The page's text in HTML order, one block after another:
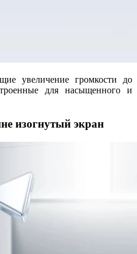
увеличение громкости до
для насыщенного и
изогнутый экран